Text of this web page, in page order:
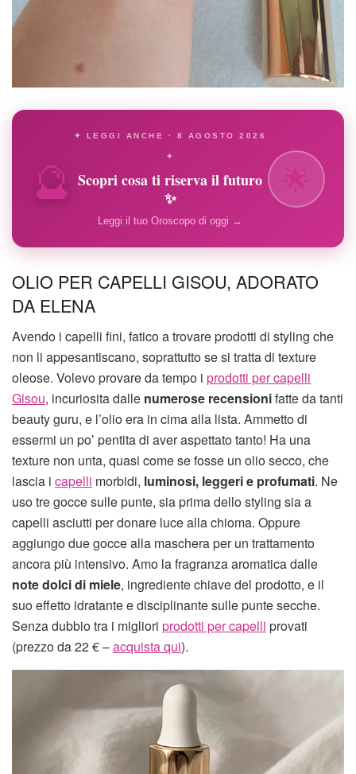
🔮
✦ LEGGI ANCHE · 8 AGOSTO 2026
✦
Scopri cosa ti riserva il futuro
✨
Leggi il tuo Oroscopo di oggi →
OLIO PER CAPELLI GISOU, ADORATO
DA ELENA
Avendo i capelli fini, fatico a trovare prodotti di styling che
non li appesantiscano, soprattutto se si tratta di texture
oleose. Volevo provare da tempo i prodotti per capelli
Gisou, incuriosita dalle numerose recensionifatte da tanti
beauty guru, e l’olio era in cima alla lista. Ammetto di
essermi un po’ pentita di aver aspettato tanto! Ha una
texture non unta, quasi come se fosse un olio secco, che
lascia i capelli morbidi, luminosi, leggeri e profumati. Ne
uso tre gocce sulle punte, sia prima dello styling sia a
capelli asciutti per donare luce alla chioma. Oppure
aggiungo due gocce alla maschera per un trattamento
ancora più intensivo. Amo la fragranza aromatica dalle
note dolci di miele, ingrediente chiave del prodotto, e il
suo effetto idratante e disciplinante sulle punte secche.
Senza dubbio tra i migliori prodotti per capelli provati
(prezzo da 22 € –acquista qui).